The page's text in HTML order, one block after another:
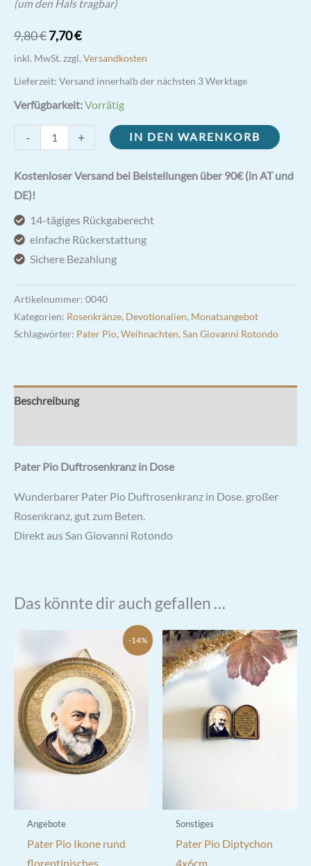
(um den Hals tragbar)
9,80€Ursprünglicher
Preis
war:
9,80 €
7,70€Aktueller
Preis
ist:
7,70 €.
inkl. MwSt. zzgl. Versandkosten
Lieferzeit: Versand innerhalb der nächsten 3 Werktage
Verfügbarkeit:Vorrätig
-
Pio
Duftrosenkranz
in
Dose
groß
Menge
+ IN DEN WARENKORB
Kostenloser Versand bei Beistellungen über 90€ (in AT und
DE)!
14-tägiges Rückgaberecht
einfache Rückerstattung
Sichere Bezahlung
Artikelnummer: 0040
Kategorien: Rosenkränze, Devotionalien, Monatsangebot
Schlagwörter: Pater Pio, Weihnachten, San Giovanni Rotondo
Beschreibung
Pater Pio Duftrosenkranz in Dose
Wunderbarer Pater Pio Duftrosenkranz in Dose. großer
Rosenkranz, gut zum Beten.
Direkt aus San Giovanni Rotondo
Das könnte dir auch gefallen …
-14%
Angebote
Pater Pio Ikone rund
Sonstiges
Pater Pio Diptychon